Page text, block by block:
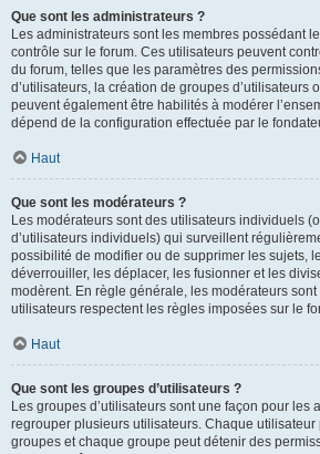
Que sont les administrateurs ?
Les administrateurs sont les membres possédant
contrôle sur le forum. Ces utilisateurs peuvent
du forum, telles que les paramètres des
d’utilisateurs, la création de groupes d’utilisateurs
peuvent également être habilités à modérer
dépend de la configuration effectuée par le
Haut
Que sont les modérateurs ?
Les modérateurs sont des utilisateurs individuels
d’utilisateurs individuels) qui surveillent
possibilité de modifier ou de supprimer les sujets,
déverrouiller, les déplacer, les fusionner et les
modèrent. En règle générale, les modérateurs
utilisateurs respectent les règles imposées sur le
Haut
Que sont les groupes d’utilisateurs ?
Les groupes d’utilisateurs sont une façon pour les
regrouper plusieurs utilisateurs. Chaque
groupes et chaque groupe peut détenir des